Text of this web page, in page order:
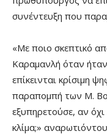
συνέντευξη που
«Με ποιο σκεπτικό
Καραμανλή όταν
επίκεινται κρίσιμη
παραπομπή των Μ.
εξυπηρετούσε, αν
κλίμα;»